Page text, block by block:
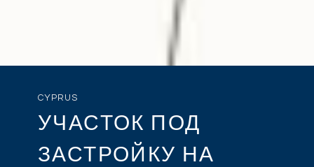
CYPRUS
УЧАСТОК ПОД
ЗАСТРОЙКУ НА